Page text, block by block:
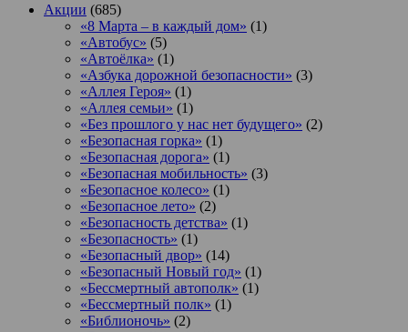
Акции (685)
«8 Марта – в каждый дом» (1)
«Автобус» (5)
«Автоёлка» (1)
«Азбука дорожной безопасности» (3)
«Аллея Героя» (1)
«Аллея семьи» (1)
«Без прошлого у нас нет будущего» (2)
«Безопасная горка» (1)
«Безопасная дорога» (1)
«Безопасная мобильность» (3)
«Безопасное колесо» (1)
«Безопасное лето» (2)
«Безопасность детства» (1)
«Безопасность» (1)
«Безопасный двор» (14)
«Безопасный Новый год» (1)
«Бессмертный автополк» (1)
«Бессмертный полк» (1)
«Библионочь» (2)